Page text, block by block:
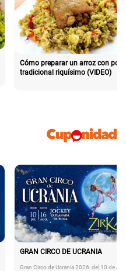
Cómo preparar un arroz con pollo
tradicional riquísimo (VIDEO)
GRAN CIRCO DE UCRANIA
Gran Circo de Ucrania 2026: del 10 de